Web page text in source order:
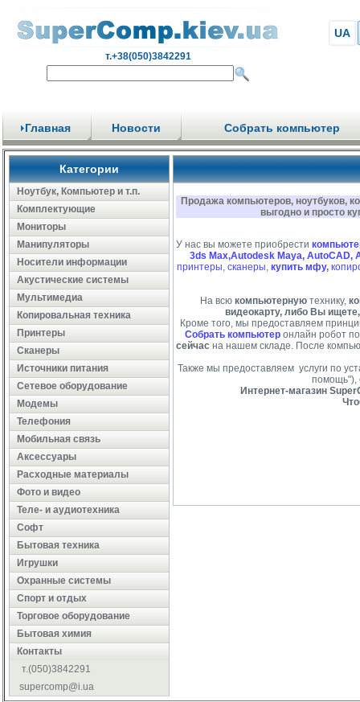
т.+38(050)3842291
UA
Главная Новости Собрать компьютер
Категории
Ноутбук, Компьютер и т.п.
Комплектующие
Мониторы
Манипуляторы
Носители информации
Акустические системы
Мультимедиа
Копировальная техника
Принтеры
Сканеры
Источники питания
Сетевое оборудование
Модемы
Телефония
Мобильная связь
Аксессуары
Расходные материалы
Фото и видео
Теле- и аудиотехника
Софт
Бытовая техника
Игрушки
Охранные системы
Cпорт и отдых
Торговое оборудование
Бытовая химия
Контакты
т.(050)3842291
supercomp@i.ua
Продажа компьютеров, ноутбуков,
выгодно и просто
У нас вы можете приобрести
3ds Max,Autodesk Maya, AutoCAD,
принтеры, сканеры, купить мфу,
На всю компьютерную технику,
видеокарту, либо Вы
Кроме того, мы предоставляем
Собрать компьютеронлайн робот
сейчас на нашем складе. После
Также мы предоставляем услуги по
помощь"),
Интернет-магазин